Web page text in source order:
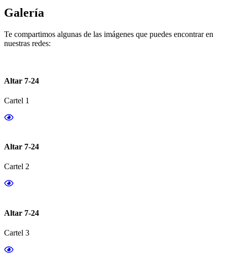
Galería
Te compartimos algunas de las imágenes que puedes encontrar en
nuestras redes:
Altar 7-24
Cartel 1
Altar 7-24
Cartel 2
Altar 7-24
Cartel 3